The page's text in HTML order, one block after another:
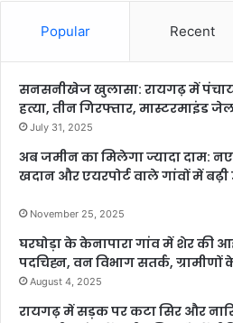
Popular Recent
सनसनीखेज खुलासा: रायगढ़ में
हत्या, तीन गिरफ्तार, मास्टरमाइंड
July 31, 2025
अब जमीन का मिलेगा ज्यादा दाम:
खदान और एयरपोर्ट वाले गांवों में बढ़ी
November 25, 2025
घरघोड़ा के केनापारा गांव में शेर की
पदचिह्न, वन विभाग सतर्क,
August 4, 2025
रायगढ़ में सड़क पर कटा सिर और